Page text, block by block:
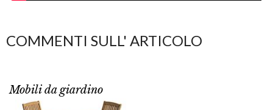
COMMENTI SULL' ARTICOLO
Mobili da giardino